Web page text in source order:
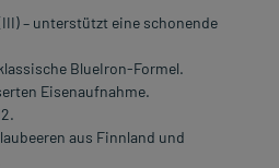
– unterstützt eine schonende
BlueIron-Formel.
Eisenaufnahme.
aus Finnland und